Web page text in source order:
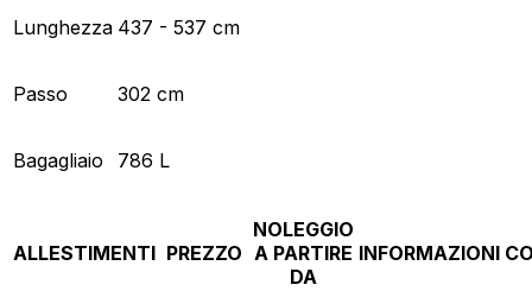
Lunghezza 437 - 537 cm
Passo 302 cm
Bagagliaio 786 L
ALLESTIMENTI PREZZO
NOLEGGIO
A PARTIRE
DA
INFORMAZIONI